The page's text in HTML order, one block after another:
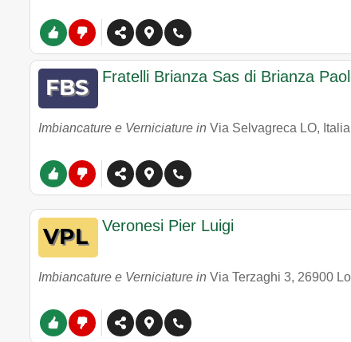
Fratelli Brianza Sas di Brianza
Imbiancature e Verniciature in Via Selvagreca LO, Italia
Veronesi Pier Luigi
Imbiancature e Verniciature in Via Terzaghi 3, 26900